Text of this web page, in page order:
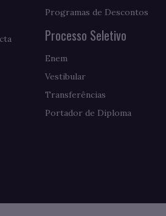
Programas de Descontos
Processo Seletivo
Enem
Vestibular
Transferências
Portador de Diploma